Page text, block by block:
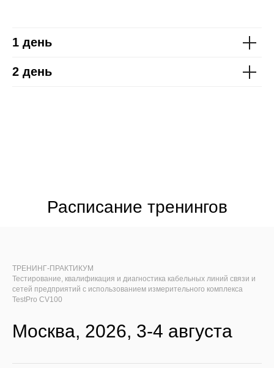
1 день
2 день
Расписание тренингов
ТРЕНИНГ-ПРАКТИКУМ
Тестирование, квалификация и диагностика кабельных линий связи и
сетей предприятий с использованием измерительного комплекса
TestPro CV100
Москва, 2026, 3-4 августа